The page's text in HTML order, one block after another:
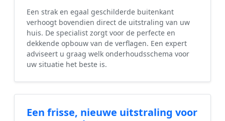
Een strak en egaal geschilderde buitenkant
verhoogt bovendien direct de uitstraling van uw
huis. De specialist zorgt voor de perfecte en
dekkende opbouw van de verflagen. Een expert
adviseert u graag welk onderhoudsschema voor
uw situatie het beste is.
Een frisse, nieuwe uitstraling voor